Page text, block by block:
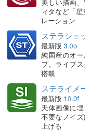
美しい描画
ィタなど「
レーション
ステラショ
最新版 3.0o
純国産のオ
プ。ライブ
搭載
ステライメ
最新版 10.0f
天体画像に
不要なノイ
上げる